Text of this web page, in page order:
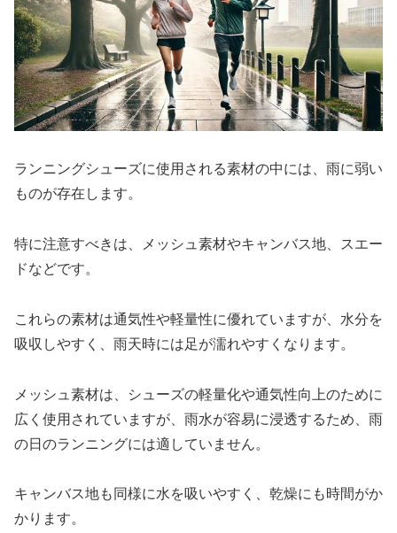
ランニングシューズに使用される素材の中には、雨に弱い
ものが存在します。
特に注意すべきは、メッシュ素材やキャンバス地、スエー
ドなどです。
これらの素材は通気性や軽量性に優れていますが、水分を
吸収しやすく、雨天時には足が濡れやすくなります。
メッシュ素材は、シューズの軽量化や通気性向上のために
広く使用されていますが、雨水が容易に浸透するため、雨
の日のランニングには適していません。
キャンバス地も同様に水を吸いやすく、乾燥にも時間がか
かります。